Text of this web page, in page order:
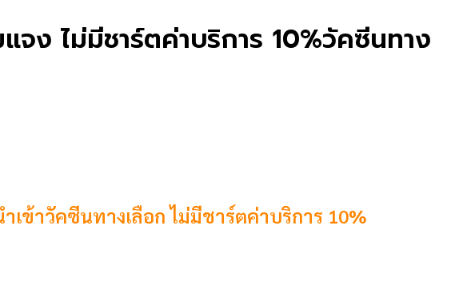
จง ไม่มีชาร์ตค่าบริการ 10%วัคซีนทาง
เข้าวัคซีนทางเลือก ไม่มีชาร์ตค่าบริการ 10%